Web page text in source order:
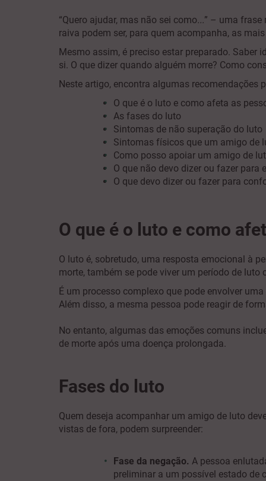
“Quero ajudar, mas não sei como...” – uma frase
raiva podem ser, para quem acompanha, as
Mesmo assim, é preciso estar preparado.
si. O que dizer quando alguém morre? Como
Neste artigo, encontra algumas
O que é o luto e como afeta as
As fases do luto
Sintomas de não superação do luto
Sintomas físicos que um amigo de
Como posso apoiar um amigo de
O que não devo dizer ou fazer para
O que devo dizer ou fazer para
O que é o luto e como
O luto é, sobretudo, uma resposta emocional à
morte, também se pode viver um período de
É um processo complexo que pode envolver
Além disso, a mesma pessoa pode reagir de
No entanto, algumas das emoções comuns
de morte após uma doença prolongada.
Fases do luto
Quem deseja acompanhar um amigo de luto
vistas de fora, podem surpreender:
Fase da negação. A pessoa
preliminar a um possível estado de